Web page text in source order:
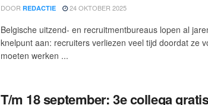
DOOR REDACTIE 24 OKTOBER 2025
Belgische uitzend- en recruitmentbureaus lopen al
knelpunt aan: recruiters verliezen veel tijd doordat ze
moeten werken ...
T/m 18 september: 3e collega